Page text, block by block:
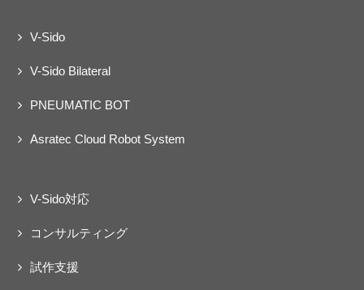
V-Sido
V-Sido Bilateral
PNEUMATIC BOT
Asratec Cloud Robot System
V-Sido対応
コンサルティング
試作支援